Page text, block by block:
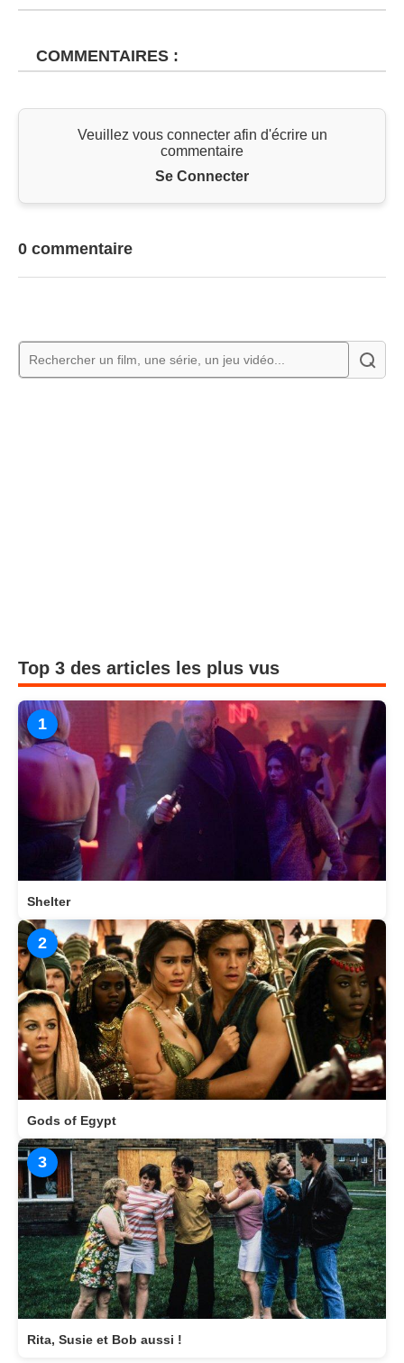
COMMENTAIRES :
Veuillez vous connecter afin d'écrire un
commentaire
Se Connecter
0 commentaire
Top 3 des articles les plus vus
1
Shelter
2
Gods of Egypt
3
Rita, Susie et Bob aussi !